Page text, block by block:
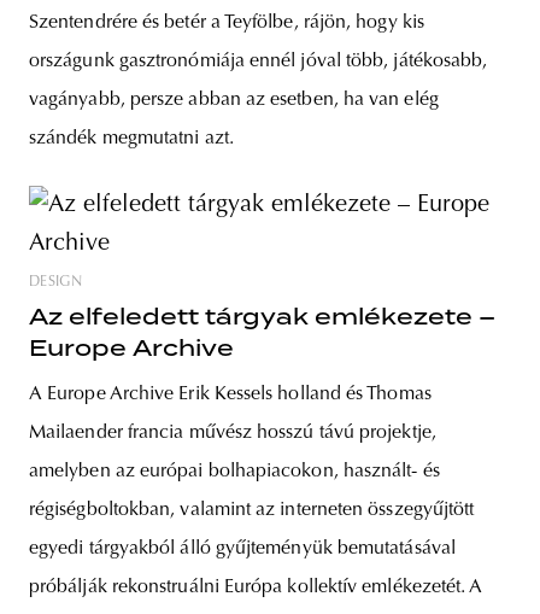
Szentendrére és betér a Teyfölbe, rájön, hogy kis
országunk gasztronómiája ennél jóval több, játékosabb,
vagányabb, persze abban az esetben, ha van elég
szándék megmutatni azt.
DESIGN
Az elfeledett tárgyak emlékezete –
Europe Archive
A Europe Archive Erik Kessels holland és Thomas
Mailaender francia művész hosszú távú projektje,
amelyben az európai bolhapiacokon, használt- és
régiségboltokban, valamint az interneten összegyűjtött
egyedi tárgyakból álló gyűjteményük bemutatásával
próbálják rekonstruálni Európa kollektív emlékezetét. A